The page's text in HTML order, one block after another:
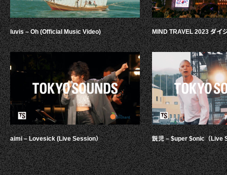
luvis – Oh (Official Music Video)
aimi – Lovesick (Live Session）
MIND TRAVEL 2023 ダイ
鋭児 – $uper $onic（Live